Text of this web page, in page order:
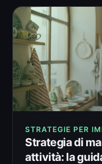
STRATEGIE PER
Strategia di
attività: la